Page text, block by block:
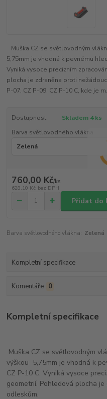
Muška CZ se světlovodným
5,75mm je vhodná k pevnému
Vyniká vysoce precizním
plocha je zdrsněna proti
P-07, CZ P-09, CZ P-10 C, kde je
Dostupnost
Skladem 4 ks
Barva světlovodného vlákna
760,00 Kč/ks
628,10 Kč bez DPH
Přidat do
Barva světlovodného vlákna: Zelená
Kompletní specifikace
Komentáře 0
Kompletní specifikace
Muška CZ se světlovodným
výškou 5,75mm je vhodná k
CZ P-10 C. Vyniká vysoce
geometrií. Pohledová plocha
odleskům.